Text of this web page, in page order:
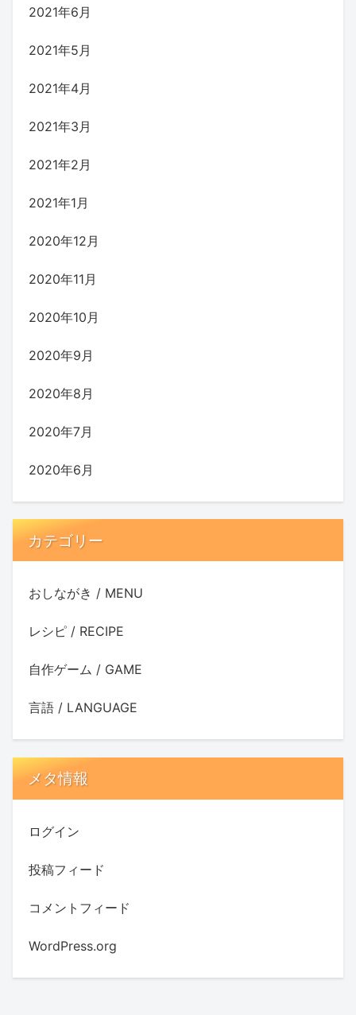
2021年6月
2021年5月
2021年4月
2021年3月
2021年2月
2021年1月
2020年12月
2020年11月
2020年10月
2020年9月
2020年8月
2020年7月
2020年6月
カテゴリー
おしながき / MENU
レシピ / RECIPE
自作ゲーム / GAME
言語 / LANGUAGE
メタ情報
ログイン
投稿フィード
コメントフィード
WordPress.org